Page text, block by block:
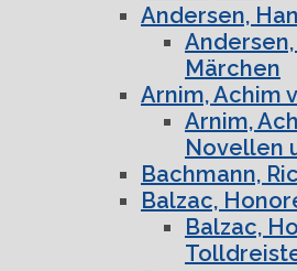
Andersen,
Märchen
Arnim, Achim
Arnim,
Novellen
Bachmann,
Balzac,
Balzac,